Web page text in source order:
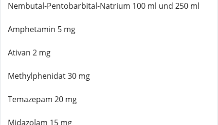
Nembutal-Pentobarbital-Natrium 100 ml und 250 ml
Amphetamin 5 mg
Ativan 2 mg
Methylphenidat 30 mg
Temazepam 20 mg
Midazolam 15 mg